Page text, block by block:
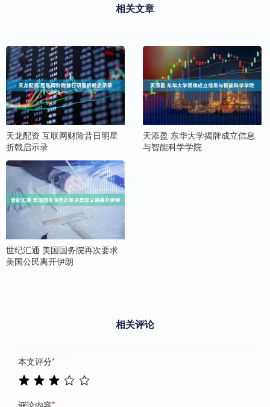
相关文章
天龙配资 互联网财险昔日明星
折戟启示录
天添盈 东华大学揭牌成立信息
与智能科学学院
世纪汇通 美国国务院再次要求
美国公民离开伊朗
相关评论
本文评分*